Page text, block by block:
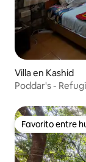
Villa en Kashid
Poddar's -
Favorito entre
Favorito entre